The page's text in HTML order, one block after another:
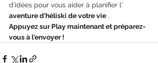
d'idées pour vous aider à planifier l'
aventure d'héliski de votre vie .
Appuyez sur Play maintenant et préparez-
vous à l'envoyer !